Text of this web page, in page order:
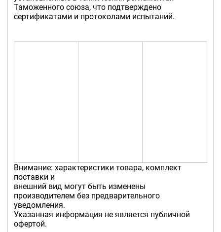
Таможенного союза, что подтверждено
сертификатами и протоколами испытаний.
Внимание: характеристики товара, комплект
поставки и
внешний вид могут быть изменены
производителем без предварительного
уведомления.
Указанная информация не является публичной
офертой.